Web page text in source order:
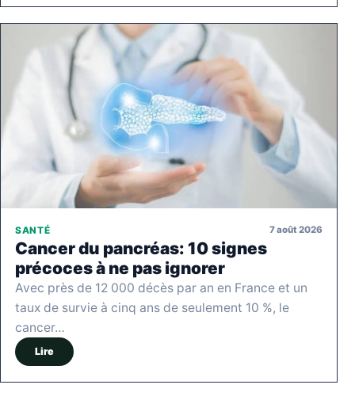
SANTÉ 7 août 2026
Cancer du pancréas: 10 signes
précoces à ne pas ignorer
Avec près de 12 000 décès par an en France et un
taux de survie à cinq ans de seulement 10 %, le
cancer…
Lire